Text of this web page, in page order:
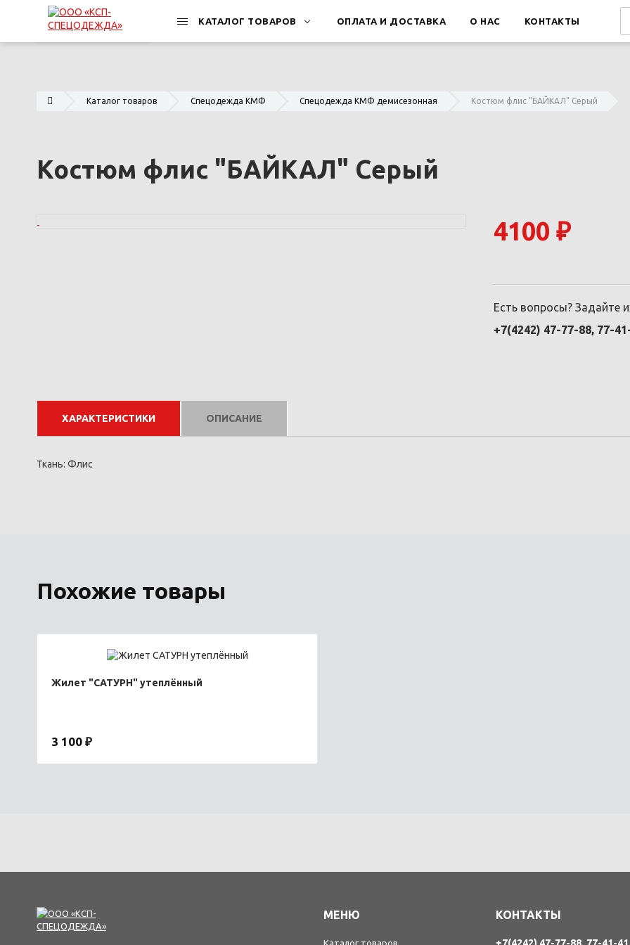
КАТАЛОГ ТОВАРОВ ОПЛАТА И ДОСТАВКА О НАС КОНТАКТЫ
Каталог товаров Спецодежда КМФ Спецодежда КМФ демисезонная Костюм флис "БАЙКАЛ" Серый
Костюм флис "БАЙКАЛ" Серый
4100 ₽
Есть вопросы? Задайте
+7(4242) 47-77-88, 77-
ХАРАКТЕРИСТИКИ ОПИСАНИЕ
Ткань: Флис
Похожие товары
Жилет "САТУРН" утеплённый
3 100 ₽
МЕНЮ
Каталог товаров
КОНТАКТЫ